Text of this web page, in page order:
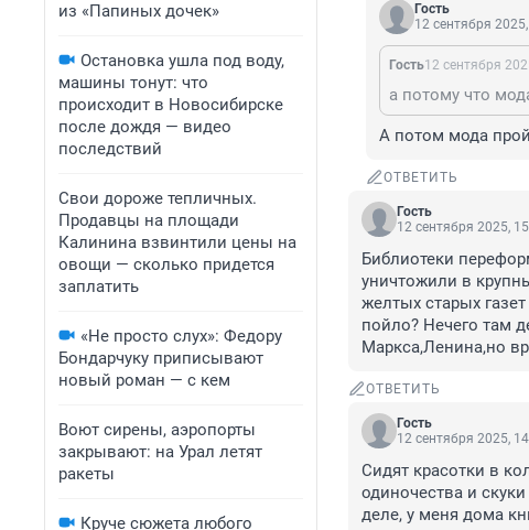
из «Папиных дочек»
Остановка ушла под воду,
машины тонут: что
происходит в Новосибирске
после дождя — видео
последствий
Свои дороже тепличных.
Продавцы на площади
Калинина взвинтили цены на
овощи — сколько придется
заплатить
«Не просто слух»: Федору
Бондарчуку приписывают
новый роман — с кем
Воют сирены, аэропорты
закрывают: на Урал летят
ракеты
Круче сюжета любого
Гость
12 сентября
Гость12 сентября
а потому что
А потом мода
ОТВЕТИТЬ
Гость
12 сентября 2025,
Библиотеки
уничтожили в
желтых старых
пойло? Нечего там
Маркса,Ленина,но
ОТВЕТИТЬ
Гость
12 сентября 2025,
Сидят красотки в
одиночества и
деле, у меня дома